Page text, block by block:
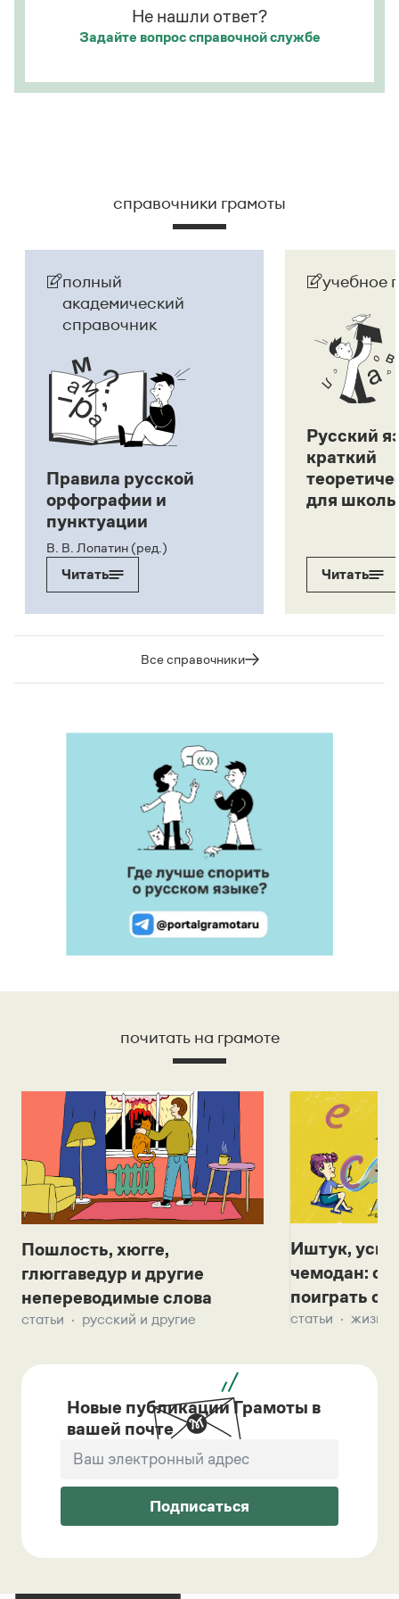
Не нашли ответ?
Задайте вопроссправочной службе
справочники грамоты
полный
академический
справочник
Правила русской
орфографии и
пунктуации
В. В. Лопатин (ред.)
Читать
учебное
Русский
краткий
для
Читать
Все справочники
почитать на грамоте
Пошлость, хюгге,
глюггаведур и другие
непереводимые слова
статьи русский и другие
Иштук,
чемодан:
поиграть с
статьи жизнь
Новые публикации Грамоты в
вашей почте
Подписаться